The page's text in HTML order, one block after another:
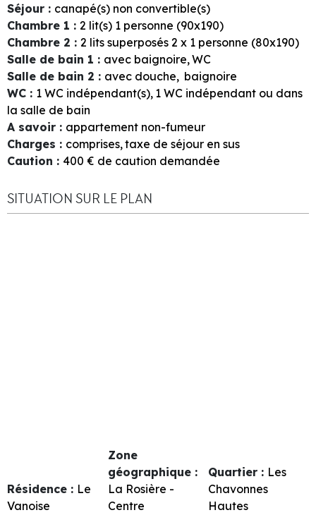
Séjour : canapé(s) non convertible(s)
Chambre 1 : 2 lit(s) 1 personne (90x190)
Chambre 2 : 2 lits superposés 2 x 1 personne (80x190)
Salle de bain 1 : avec baignoire WC
Salle de bain 2 : avec douche
baignoire
WC : 1 WC indépendant(s) 1 WC indépendant ou dans
la salle de bain
A savoir : appartement non-fumeur
Charges : comprises taxe de séjour en sus
Caution : 400 € de caution demandée
SITUATION SUR LE PLAN
Résidence : Le
Vanoise
Zone
géographique :
La Rosière -
Centre
Quartier : Les
Chavonnes
Hautes